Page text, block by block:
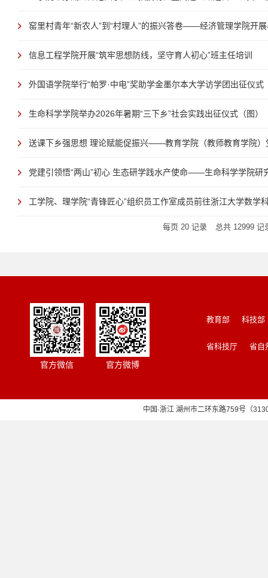
窑里村青年“新农人”到“村理人”的振兴答卷——经济管理学院开
信息工程学院开展“筑牢思想防线，坚守育人初心”班主任培训
外国语学院举行“帕罗·中电”奖助学金墨尔本大学访学团出征仪式
生命科学学院举办2026年暑期“三下乡”社会实践出征仪式（图）
送课下乡强思想 理论赋能促振兴——教育学院（教师教育学院）
党建引领悟“两山”初心 生态研学践水产使命——生命科学学院研
工学院、理学院“青锋匠心”组织员工作室成员前往浙江大学数学
每页 20 记录 总共 12999 记
官方微信 官方微博
教育部 科技部
省科技厅 省自
中国·浙江 湖州市二环东路759号（